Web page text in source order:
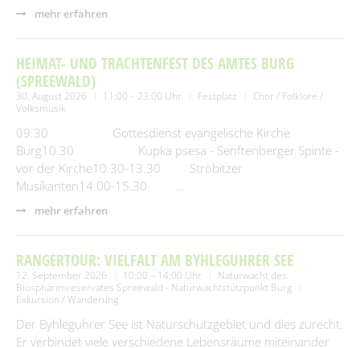
mehr erfahren
HEIMAT- UND TRACHTENFEST DES AMTES BURG
(SPREEWALD)
30. August 2026 11:00 – 23:00 Uhr Festplatz
Chor / Folklore /
Volksmusik
09.30 Gottesdienst evangelische Kirche
Burg10.30 Kupka psesa - Senftenberger Spinte -
vor der Kirche10.30-13.30 Ströbitzer
Musikanten14.00-15.30 …
mehr erfahren
RANGERTOUR: VIELFALT AM BYHLEGUHRER SEE
12. September 2026 10:00 – 14:00 Uhr
Naturwacht des
Biosphärenreservates Spreewald - Naturwachtstützpunkt Burg
Exkursion / Wanderung
Der Byhleguhrer See ist Naturschutzgebiet und dies zurecht.
Er verbindet viele verschiedene Lebensräume miteinander